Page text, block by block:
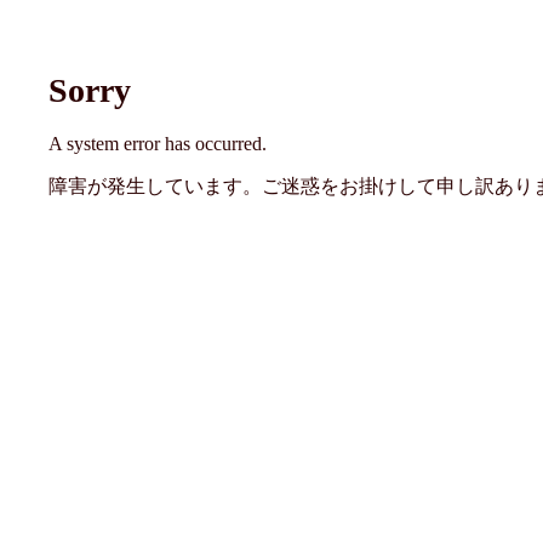
Sorry
A system error has occurred.
障害が発生しています。ご迷惑をお掛けして申し訳あり